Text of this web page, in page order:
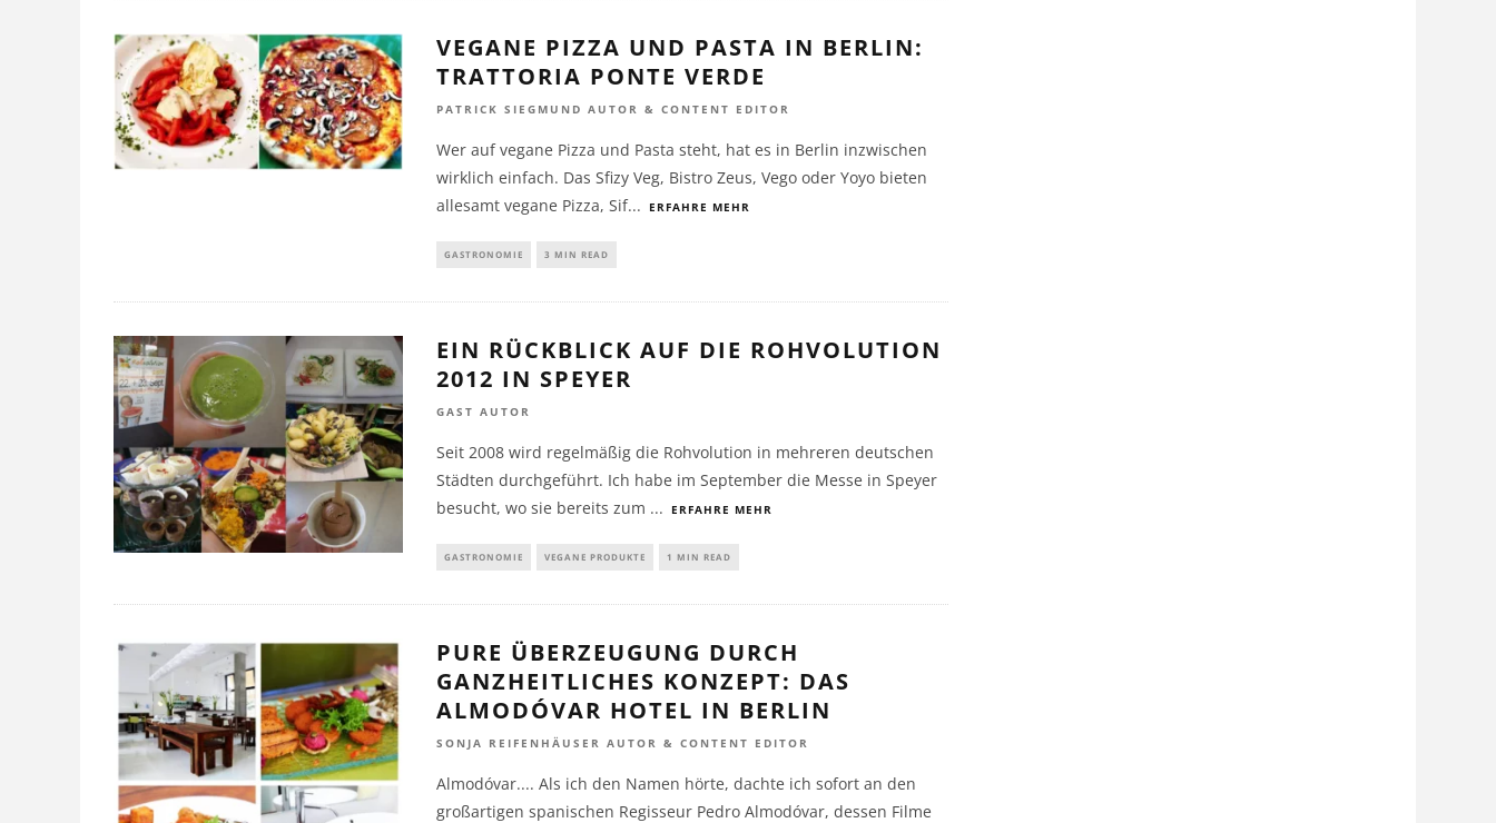
VEGANE PIZZA UND PASTA IN BERLIN:
TRATTORIA PONTE VERDE
PATRICK SIEGMUND AUTOR & CONTENT EDITOR
Wer auf vegane Pizza und Pasta steht, hat es in Berlin inzwischen
wirklich einfach. Das Sfizy Veg, Bistro Zeus, Vego oder Yoyo bieten
allesamt vegane Pizza, Sif... ERFAHRE MEHR
GASTRONOMIE 3 MIN READ
EIN RÜCKBLICK AUF DIE ROHVOLUTION
2012 IN SPEYER
GAST AUTOR
Seit 2008 wird regelmäßig die Rohvolution in mehreren deutschen
Städten durchgeführt. Ich habe im September die Messe in Speyer
besucht, wo sie bereits zum ... ERFAHRE MEHR
GASTRONOMIE VEGANE PRODUKTE 1 MIN READ
PURE ÜBERZEUGUNG DURCH
GANZHEITLICHES KONZEPT: DAS
ALMODÓVAR HOTEL IN BERLIN
SONJA REIFENHÄUSER AUTOR & CONTENT EDITOR
Almodóvar.... Als ich den Namen hörte, dachte ich sofort an den
großartigen spanischen Regisseur Pedro Almodóvar, dessen Filme